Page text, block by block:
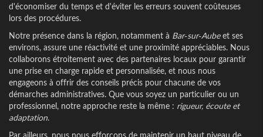
d'économiser du temps et d'éviter les erreurs souvent coûteuses
lors des procédures.
Notre présence dans la région, notamment à Bar-sur-Aubeet ses
environs, assure une réactivité et une proximité appréciables. Nous
collaborons étroitement avec des partenaires locaux pour garantir
une prise en charge rapide et personnalisée, et nous nous
engageons à offrir des conseils précis pour chacune de vos
démarches administratives. Que vous soyez un particulier ou un
professionnel, notre approche reste la même : rigueur, écoute et
adaptation.
Par ailleurs, nous nous efforçons de maintenir un haut niveau de